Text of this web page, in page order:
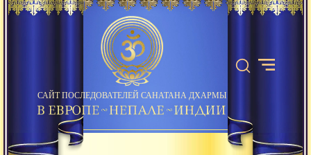
САЙТ ПОСЛЕДОВАТЕЛЕЙ САНАТАНА ДХАРМЫ